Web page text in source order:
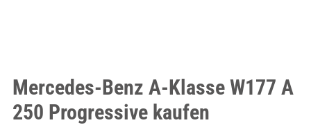
Mercedes-Benz A-Klasse W177 A
250 Progressive kaufen